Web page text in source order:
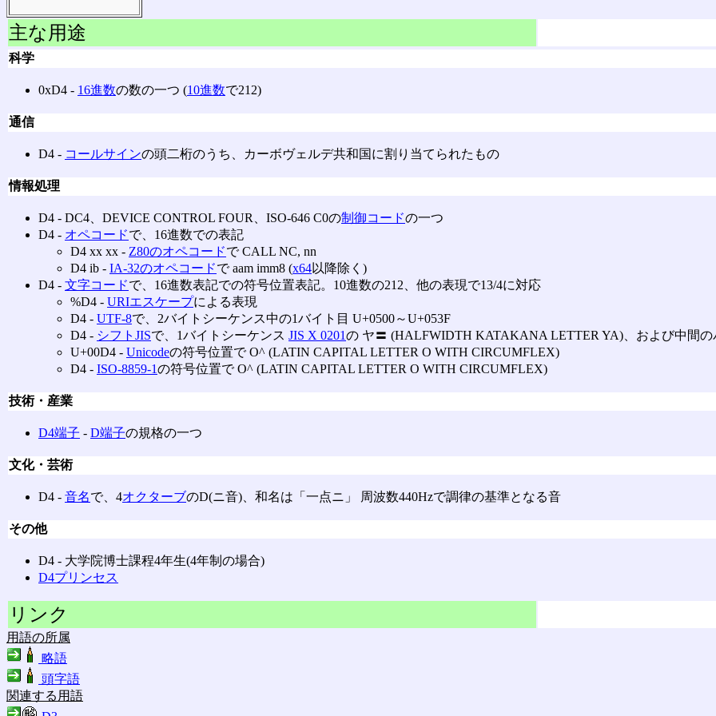
主な用途
科学
0xD4 ‐ 16進数の数の一つ (10進数で212)
通信
D4 ‐ コールサインの頭二桁のうち、カーボヴェルデ共和国に割り当てられたもの
情報処理
D4 ‐ DC4、DEVICE CONTROL FOUR、ISO-646 C0の制御コードの一つ
D4 ‐ オペコードで、16進数での表記
D4 xx xx ‐ Z80のオペコードで CALL NC, nn
D4 ib ‐ IA-32のオペコードで aam imm8 (x64以降除く)
D4 ‐ 文字コードで、16進数表記での符号位置表記。10進数の212、他の表現で13/4に対応
%D4 ‐ URIエスケープによる表現
D4 ‐ UTF-8で、2バイトシーケンス中の1バイト目 U+0500～U+053F
D4 ‐ シフトJISで、1バイトシーケンス JIS X 0201の ヤ〓 (HALFWIDTH KATAKANA LETTER YA)、および中間の
U+00D4 ‐ Unicodeの符号位置で O^ (LATIN CAPITAL LETTER O WITH CIRCUMFLEX)
D4 ‐ ISO-8859-1の符号位置で O^ (LATIN CAPITAL LETTER O WITH CIRCUMFLEX)
技術・産業
D4端子 ‐ D端子の規格の一つ
文化・芸術
D4 ‐ 音名で、4オクターブのD(ニ音)、和名は「一点ニ」 周波数440Hzで調律の基準となる音
その他
D4 ‐ 大学院博士課程4年生(4年制の場合)
D4プリンセス
リンク
用語の所属
略語
頭字語
関連する用語